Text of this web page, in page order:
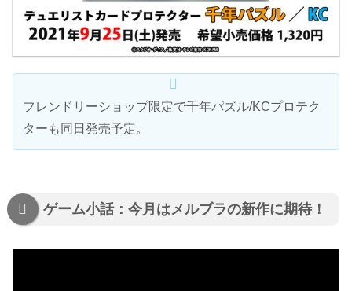
フレンドリーショップ限定で千年パズル/KCプロテク
ターも同日発売予定。
ゲーム小話：今月はメルブラの新作に期待！